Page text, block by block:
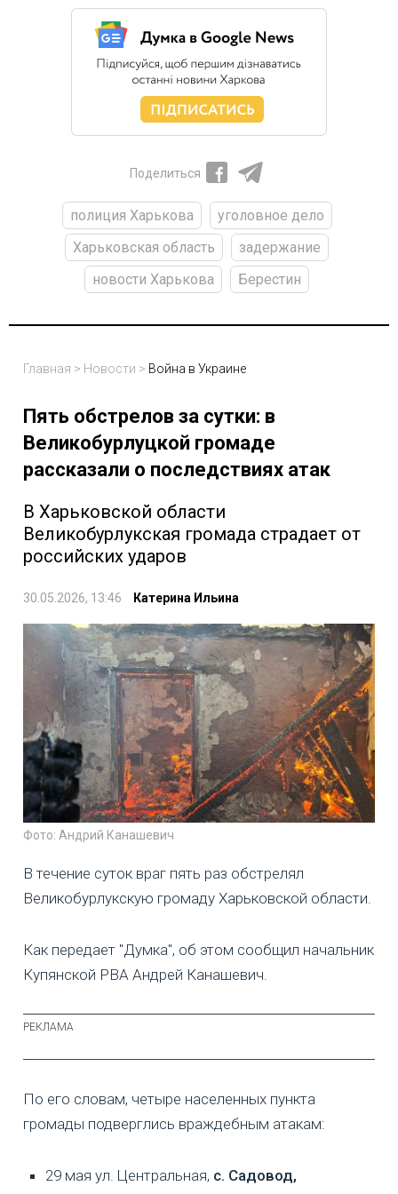
Поделиться
полиция Харькова
уголовное дело
Харьковская область
задержание
новости Харькова
Берестин
Главная > Новости > Война в Украине
Пять обстрелов за сутки: в
Великобурлуцкой громаде
рассказали о последствиях атак
В Харьковской области
Великобурлукская громада страдает от
российских ударов
30.05.2026, 13:46 Катерина Ильина
Фото: Андрий Канашевич
В течение суток враг пять раз обстрелял
Великобурлукскую громаду Харьковской области.
Как передает "Думка", об этом сообщил начальник
Купянской РВА Андрей Канашевич.
По его словам, четыре населенных пункта
громады подверглись враждебным атакам:
29 мая ул. Центральная, с. Садовод,